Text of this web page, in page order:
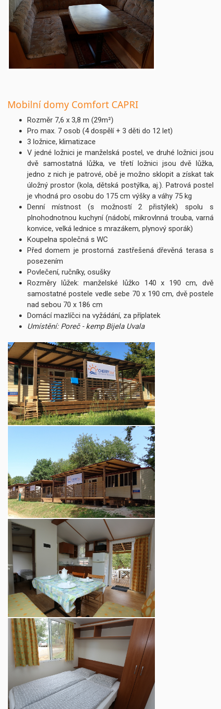
Mobilní domy Comfort CAPRI
Rozměr 7,6 x 3,8 m (29m²)
Pro max. 7 osob (4 dospělí + 3 děti do 12 let)
3 ložnice, klimatizace
V jedné ložnici je manželská postel, ve druhé ložnici jsou
dvě samostatná lůžka, ve třetí ložnici jsou dvě lůžka,
jedno z nich je patrové, obě je možno sklopit a získat tak
úložný prostor (kola, dětská postýlka, aj.). Patrová postel
je vhodná pro osobu do 175 cm výšky a váhy 75 kg
Denní místnost (s možností 2 přistýlek) spolu s
plnohodnotnou kuchyní (nádobí, mikrovlnná trouba, varná
konvice, velká lednice s mrazákem, plynový sporák)
Koupelna společná s WC
Před domem je prostorná zastřešená dřevěná terasa s
posezením
Povlečení, ručníky, osušky
Rozměry lůžek: manželské lůžko 140 x 190 cm, dvě
samostatné postele vedle sebe 70 x 190 cm, dvě postele
nad sebou 70 x 186 cm
Domácí mazlíčci na vyžádání, za příplatek
Umístění: Poreč - kemp Bijela Uvala